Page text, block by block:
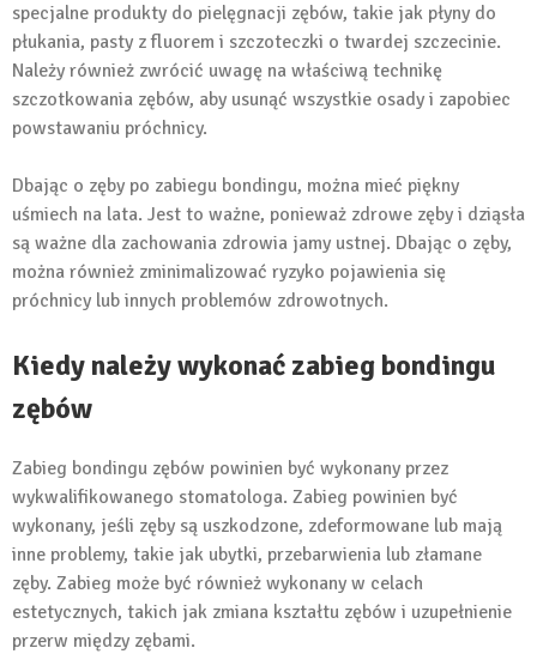
specjalne produkty do pielęgnacji zębów, takie jak płyny do
płukania, pasty z fluorem i szczoteczki o twardej szczecinie.
Należy również zwrócić uwagę na właściwą technikę
szczotkowania zębów, aby usunąć wszystkie osady i zapobiec
powstawaniu próchnicy.
Dbając o zęby po zabiegu bondingu, można mieć piękny
uśmiech na lata. Jest to ważne, ponieważ zdrowe zęby i dziąsła
są ważne dla zachowania zdrowia jamy ustnej. Dbając o zęby,
można również zminimalizować ryzyko pojawienia się
próchnicy lub innych problemów zdrowotnych.
Kiedy należy wykonać zabieg bondingu
zębów
Zabieg bondingu zębów powinien być wykonany przez
wykwalifikowanego stomatologa. Zabieg powinien być
wykonany, jeśli zęby są uszkodzone, zdeformowane lub mają
inne problemy, takie jak ubytki, przebarwienia lub złamane
zęby. Zabieg może być również wykonany w celach
estetycznych, takich jak zmiana kształtu zębów i uzupełnienie
przerw między zębami.